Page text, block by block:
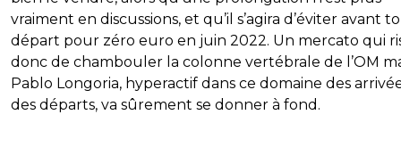
vraiment en discussions, et qu’il s’agira d’éviter avant
départ pour zéro euro en juin 2022. Un mercato qui
donc de chambouler la colonne vertébrale de l’OM
Pablo Longoria, hyperactif dans ce domaine des
des départs, va sûrement se donner à fond.